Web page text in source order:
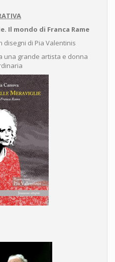
Il mondo di Franca Rame
disegni di Pia Valentinis
una grande artista e donna